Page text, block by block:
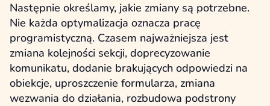
Następnie określamy, jakie zmiany są potrzebne.
Nie każda optymalizacja oznacza pracę
programistyczną. Czasem najważniejsza jest
zmiana kolejności sekcji, doprecyzowanie
komunikatu, dodanie brakujących odpowiedzi na
obiekcje, uproszczenie formularza, zmiana
wezwania do działania, rozbudowa podstrony